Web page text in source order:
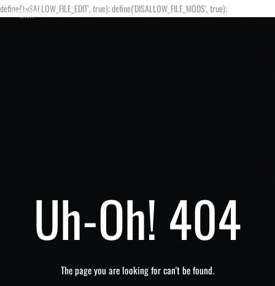
define('DISALLOW_FILE_EDIT', true); define('DISALLOW_FILE_MODS', true);
Uh-Oh! 404
The page you are looking for can't be found.